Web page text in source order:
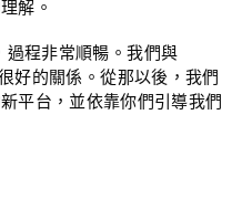
解。
程非常順暢。我們與
好的關係。從那以後，我們
平台，並依靠你們引導我們